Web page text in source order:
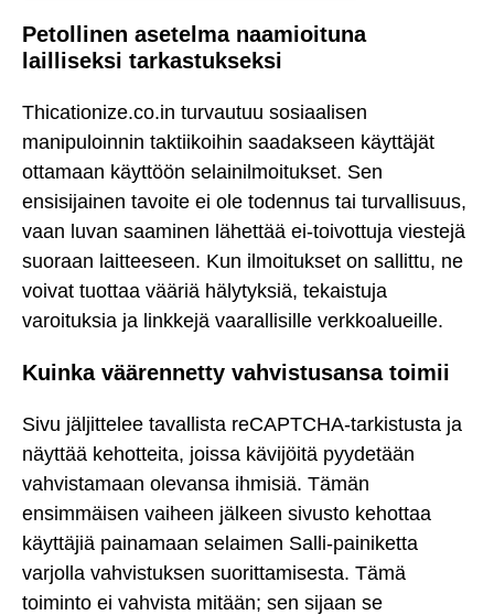
Petollinen asetelma naamioituna
lailliseksi tarkastukseksi
Thicationize.co.in turvautuu sosiaalisen
manipuloinnin taktiikoihin saadakseen käyttäjät
ottamaan käyttöön selainilmoitukset. Sen
ensisijainen tavoite ei ole todennus tai turvallisuus,
vaan luvan saaminen lähettää ei-toivottuja viestejä
suoraan laitteeseen. Kun ilmoitukset on sallittu, ne
voivat tuottaa vääriä hälytyksiä, tekaistuja
varoituksia ja linkkejä vaarallisille verkkoalueille.
Kuinka väärennetty vahvistusansa toimii
Sivu jäljittelee tavallista reCAPTCHA-tarkistusta ja
näyttää kehotteita, joissa kävijöitä pyydetään
vahvistamaan olevansa ihmisiä. Tämän
ensimmäisen vaiheen jälkeen sivusto kehottaa
käyttäjiä painamaan selaimen Salli-painiketta
varjolla vahvistuksen suorittamisesta. Tämä
toiminto ei vahvista mitään; sen sijaan se